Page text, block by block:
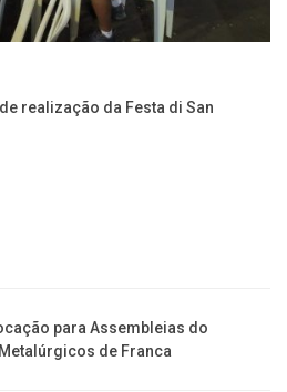
realização da Festa di San
para Assembleias do
de Franca